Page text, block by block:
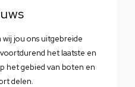
jou ons uitgebreide
het laatste en
het gebied van boten en
delen.